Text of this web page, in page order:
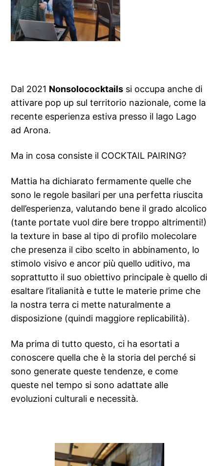
Dal 2021 Nonsolococktails si occupa anche di
attivare pop up sul territorio nazionale, come la
recente esperienza estiva presso il lago Lago
ad Arona.
Ma in cosa consiste il COCKTAIL PAIRING?
Mattia ha dichiarato fermamente quelle che
sono le regole basilari per una perfetta riuscita
dell’esperienza, valutando bene il grado alcolico
(tante portate vuol dire bere troppo altrimenti!)
la texture in base al tipo di profilo molecolare
che presenza il cibo scelto in abbinamento, lo
stimolo visivo e ancor più quello uditivo, ma
soprattutto il suo obiettivo principale è quello di
esaltare l’italianità e tutte le materie prime che
la nostra terra ci mette naturalmente a
disposizione (quindi maggiore replicabilità).
Ma prima di tutto questo, ci ha esortati a
conoscere quella che è la storia del perché si
sono generate queste tendenze, e come
queste nel tempo si sono adattate alle
evoluzioni culturali e necessità.